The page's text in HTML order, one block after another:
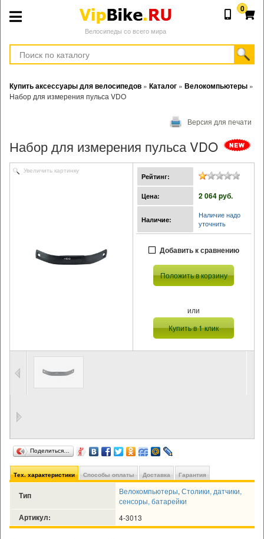
Велосипеды со всего мира
0
Купить аксессуары для велосипедов » Каталог » Велокомпьютеры »
Набор для измерения пульса VDO
Версия для печати
Набор для измерения пульса VDO
Увеличить картинку
Рейтинг:
Цена: 2 064 pуб.
Наличие:
Наличие надо
уточнить
Добавить к сравнению
Положить в корзину
или
Купить в 1 клик
Поделиться…
Тех. характеристики Способы оплаты Доставка Гарантия
Тип Велокомпьютеры, Столики, датчики,
сенсоры, батарейки
Артикул: 4-3013